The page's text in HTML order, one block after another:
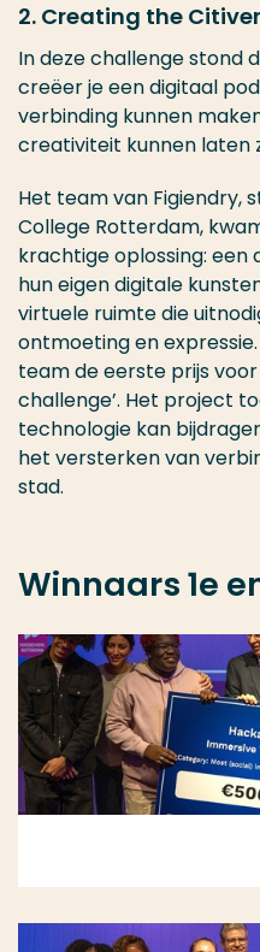
2. Creating the
In deze challenge stond
creëer je een digitaal
verbinding kunnen
creativiteit kunnen laten
Het team van Figiendry,
College Rotterdam,
krachtige oplossing: een
hun eigen digitale
virtuele ruimte die
ontmoeting en
team de eerste prijs
challenge’. Het project
technologie kan
het versterken van
stad.
Winnaars 1e